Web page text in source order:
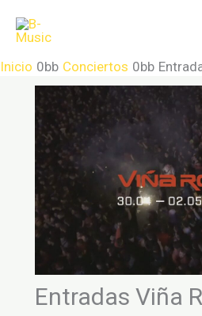
Inicio Conciertos
Entradas Viña